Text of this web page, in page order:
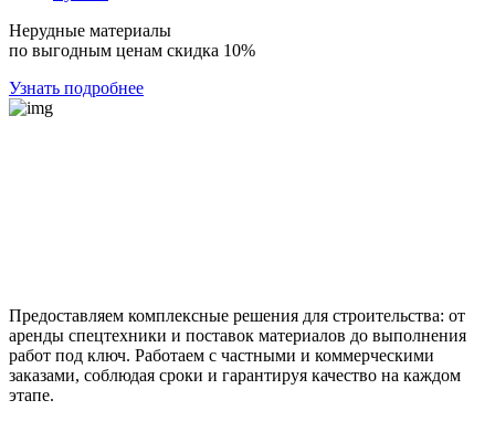
Нерудные материалы
по выгодным ценам скидка 10%
Узнать подробнее
Предоставляем комплексные решения для строительства: от
аренды спецтехники и поставок материалов до выполнения
работ под ключ. Работаем с частными и коммерческими
заказами, соблюдая сроки и гарантируя качество на каждом
этапе.